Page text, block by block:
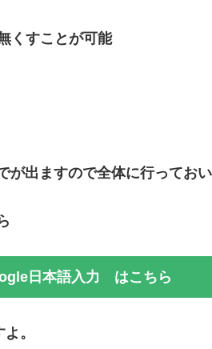
くすことが可能
出ますので全体に行ってお
日本語入力 はこちら
。